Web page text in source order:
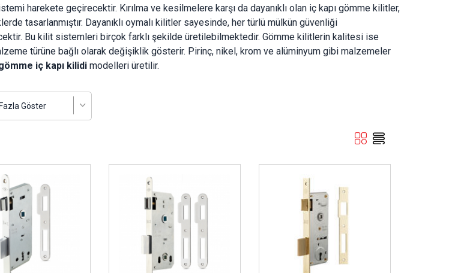
harekete geçirecektir. Kırılma ve kesilmelere karşı da dayanıklı olan iç kapı gömme kilitler,
tasarlanmıştır. Dayanıklı oymalı kilitler sayesinde, her türlü mülkün güvenliği
Bu kilit sistemleri birçok farklı şekilde üretilebilmektedir. Gömme kilitlerin kalitesi ise
türüne bağlı olarak değişiklik gösterir. Pirinç, nikel, krom ve alüminyum gibi malzemeler
iç kapı kilidi modelleri üretilir.
malzemelerinin değişkenlik göstermesi
kullanıcı amacı doğrultusunda farklı seçenekler arasından tercih edilebilecek ürünlerdir. İç
mandallı gömme kilitler, ekstra gömme iç kapı kilitleri, çelik iç kapı gömme kilitleri ve
üretilen gömme kilit sistemleri tercih edilebilir. Gömme kilitlerin kullanılacağı alanın ölçülerine
Kilit Aparatları
kilidi, güvenliğe önem veren kullanıcılar tarafından sık tercih edilen ürünlerdir. Farklı birçok
gömme iç kapı kilitleri, kapının özelliğine göre tercih edilebilecek güvenlik sistemleridir. Bu
iç kapı gömme kilit aparatları ise monte aparatları olarak açıklanabilir. Genellikle, evin iç
asma kilitler monte edilebilmektedir. Ancak kapı kilitlerini kullanabilmek için farklı aksesuarlar
Göster